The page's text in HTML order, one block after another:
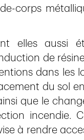
corps
elles aussi
de
dans les
du sol
ainsi que le
incendie.
à rendre